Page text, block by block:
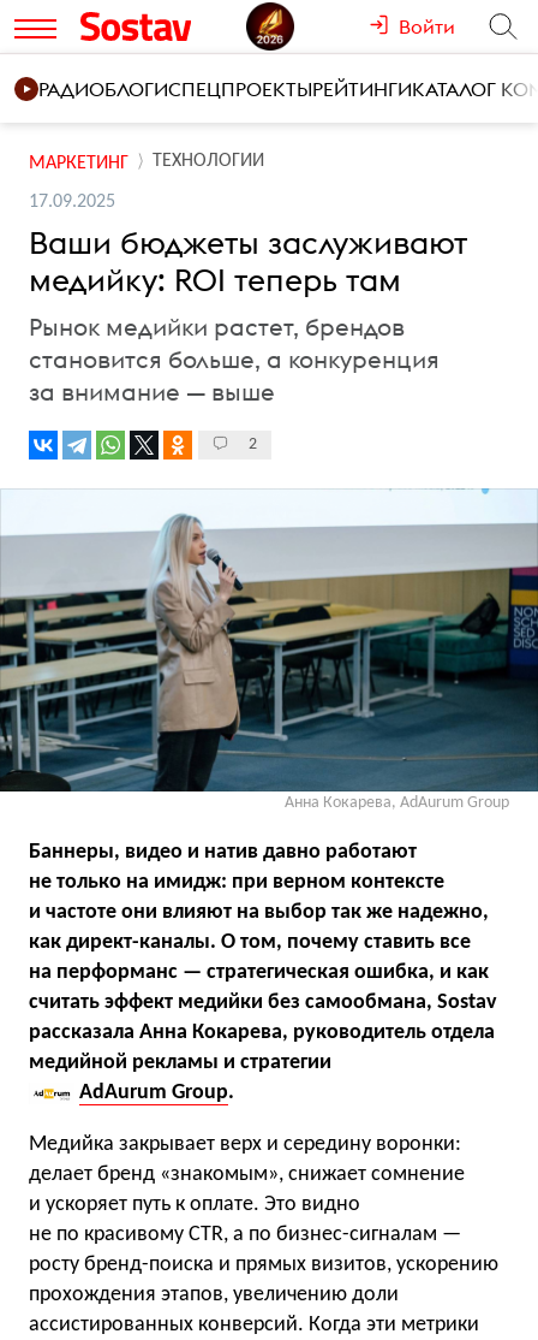
Войти
РАДИОБЛОГИСПЕЦПРОЕКТЫРЕЙТИНГИКАТАЛОГ
МАРКЕТИНГ ТЕХНОЛОГИИ
17.09.2025
Ваши бюджеты заслуживают
медийку: ROI теперь там
Рынок медийки растет, брендов
становится больше, а конкуренция
за внимание — выше
2
Анна Кокарева, AdAurum Group
Баннеры, видео и натив давно работают
не только на имидж: при верном контексте
и частоте они влияют на выбор так же надежно,
как директ-каналы. О том, почему ставить все
на перформанс — стратегическая ошибка, и как
считать эффект медийки без самообмана, Sostav
рассказала Анна Кокарева, руководитель отдела
медийной рекламы и стратегии
AdAurum Group.
Медийка закрывает верх и середину воронки:
делает бренд «знакомым», снижает сомнение
и ускоряет путь к оплате. Это видно
не по красивому CTR, а по бизнес-сигналам —
росту бренд-поиска и прямых визитов, ускорению
прохождения этапов, увеличению доли
ассистированных конверсий. Когда эти метрики